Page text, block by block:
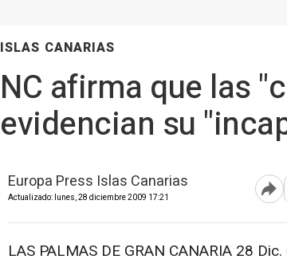
ISLAS CANARIAS
NC afirma que las
evidencian su
Europa Press Islas Canarias
Actualizado: lunes, 28 diciembre 2009 17:21
LAS PALMAS DE GRAN CANARIA 28 Dic.